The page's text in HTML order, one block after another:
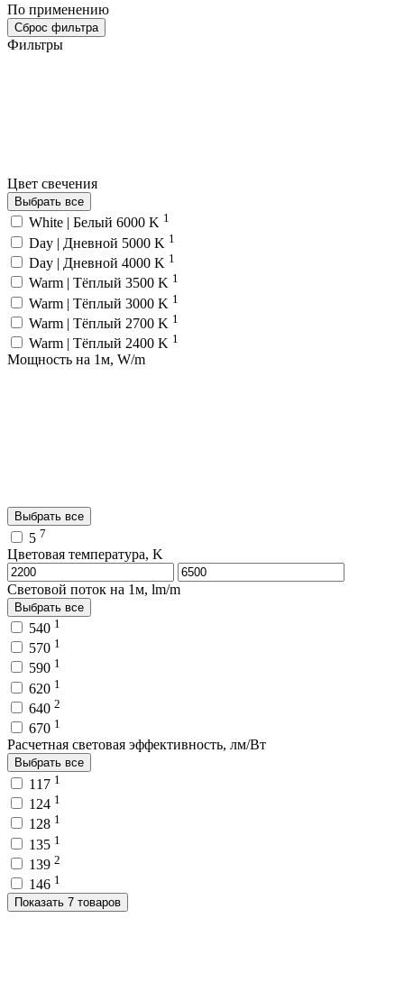
По применению
Сброс фильтра
Фильтры
Цвет свечения
Выбрать все
White | Белый 6000 K 1
Day | Дневной 5000 K 1
Day | Дневной 4000 K 1
Warm | Тёплый 3500 K 1
Warm | Тёплый 3000 K 1
Warm | Тёплый 2700 K 1
Warm | Тёплый 2400 K 1
Мощность на 1м, W/m
Выбрать все
5 7
Цветовая температура, K
Световой поток на 1м, lm/m
Выбрать все
540 1
570 1
590 1
620 1
640 2
670 1
Расчетная световая эффективность, лм/Вт
Выбрать все
117 1
124 1
128 1
135 1
139 2
146 1
Показать 7 товаров